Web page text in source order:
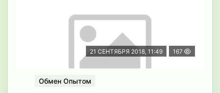
21 СЕНТЯБРЯ 2018, 11:49 167
Обмен Опытом